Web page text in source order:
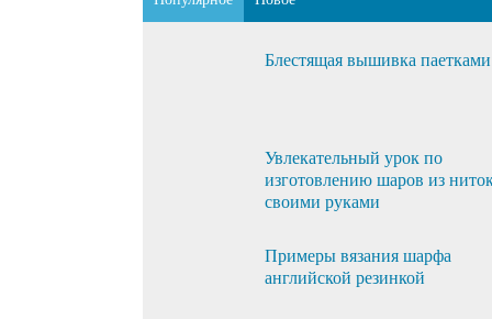
Блестящая вышивка паетками
Увлекательный урок по
изготовлению шаров из
своими руками
Примеры вязания шарфа
английской резинкой